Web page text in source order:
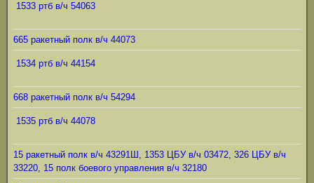
1533 ртб в/ч 54063
665 ракетный полк в/ч 44073
1534 ртб в/ч 44154
668 ракетный полк в/ч 54294
1535 ртб в/ч 44078
15 ракетный полк в/ч 43291Ш, 1353 ЦБУ в/ч 03472, 326 ЦБУ в/ч
33220, 15 полк боевого управления в/ч 32180